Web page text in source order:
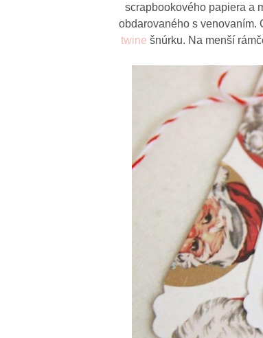
scrapbookového papiera a
obdarovaného s venovaním.
twine šnúrku. Na menší